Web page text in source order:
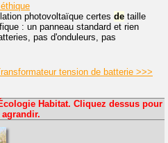
photovoltaïque certes de taille
: un panneau standard et rien
pas d'onduleurs, pas
tension de batterie >>>
Habitat. Cliquez dessus pour
agrandir.